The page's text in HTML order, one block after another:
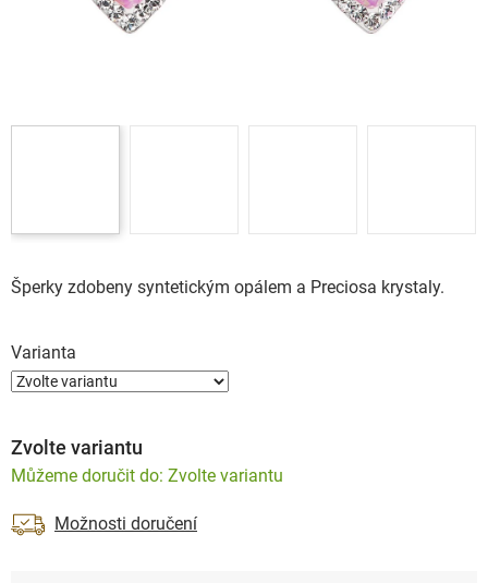
Varianta
Šperky zdobeny syntetickým opálem a Preciosa krystaly.
Zvolte variantu
Zvolte variantu
Možnosti doručení